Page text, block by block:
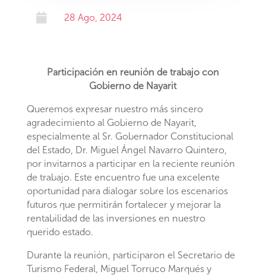
 28 Ago, 2024
Participación en reunión de trabajo con
Gobierno de Nayarit
Queremos expresar nuestro más sincero
agradecimiento al Gobierno de Nayarit,
especialmente al Sr. Gobernador Constitucional
del Estado, Dr. Miguel Ángel Navarro Quintero,
por invitarnos a participar en la reciente reunión
de trabajo. Este encuentro fue una excelente
oportunidad para dialogar sobre los escenarios
futuros que permitirán fortalecer y mejorar la
rentabilidad de las inversiones en nuestro
querido estado.
Durante la reunión, participaron el Secretario de
Turismo Federal, Miguel Torruco Marqués y